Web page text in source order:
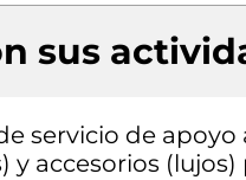
sus
servicio de
y accesorios